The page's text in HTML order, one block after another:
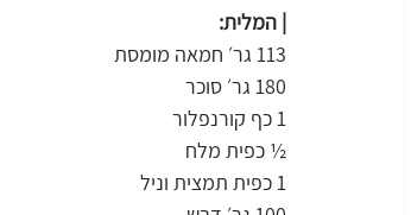
| המלית:
113 גר׳ חמאה מומסת
180 גר׳ סוכר
1 כף קורנפלור
½ כפית מלח
1 כפית תמצית וניל